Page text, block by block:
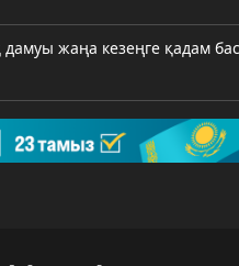
жаңа кезеңге қадам